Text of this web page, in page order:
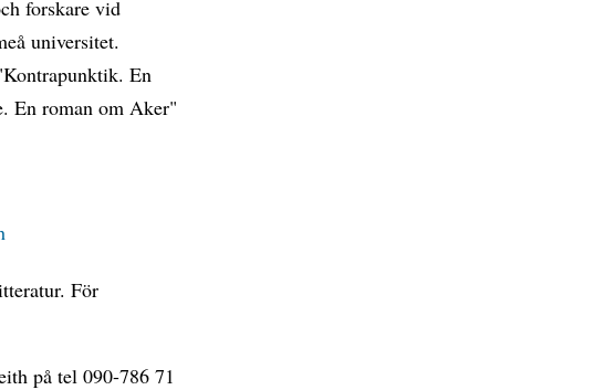
forskare vid
universitet.
En
En roman om Aker"
. För
på tel 090-786 71